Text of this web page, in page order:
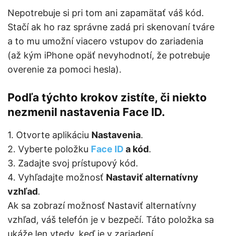
Nepotrebuje si pri tom ani zapamätať váš kód.
Stačí ak ho raz správne zadá pri skenovaní tváre
a to mu umožní viacero vstupov do zariadenia
(až kým iPhone opäť nevyhodnotí, že potrebuje
overenie za pomoci hesla).
Podľa týchto krokov zistíte, či niekto
nezmenil nastavenia Face ID.
1. Otvorte aplikáciu Nastavenia.
2. Vyberte položku Face ID a kód.
3. Zadajte svoj prístupový kód.
4. Vyhľadajte možnosť Nastaviť alternatívny
vzhľad.
Ak sa zobrazí možnosť Nastaviť alternatívny
vzhľad, váš telefón je v bezpečí. Táto položka sa
ukáže len vtedy, keď je v zariadení